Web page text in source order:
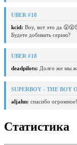
UBER #18
kcid: Воу, вот это да
Будете добивать серию?
UBER #18
deadpilots: Долго же мы
SUPERBOY - THE BOY
aljahn: спасибо
Статистика